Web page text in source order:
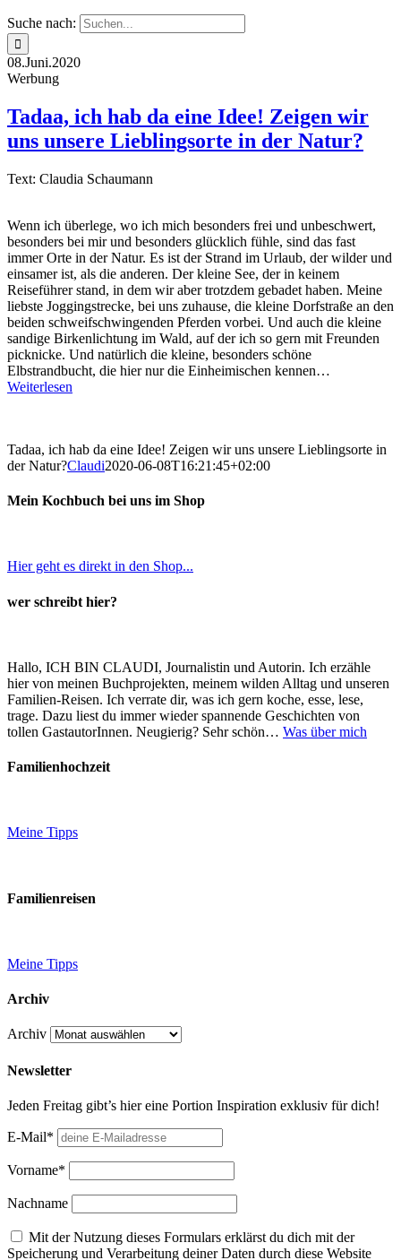
Suche nach:
08.Juni.2020
Werbung
Tadaa, ich hab da eine Idee! Zeigen wir
uns unsere Lieblingsorte in der Natur?
Text: Claudia Schaumann
Wenn ich überlege, wo ich mich besonders frei und unbeschwert,
besonders bei mir und besonders glücklich fühle, sind das fast
immer Orte in der Natur. Es ist der Strand im Urlaub, der wilder und
einsamer ist, als die anderen. Der kleine See, der in keinem
Reiseführer stand, in dem wir aber trotzdem gebadet haben. Meine
liebste Joggingstrecke, bei uns zuhause, die kleine Dorfstraße an den
beiden schweifschwingenden Pferden vorbei. Und auch die kleine
sandige Birkenlichtung im Wald, auf der ich so gern mit Freunden
picknicke. Und natürlich die kleine, besonders schöne
Elbstrandbucht, die hier nur die Einheimischen kennen…
Weiterlesen
Tadaa, ich hab da eine Idee! Zeigen wir uns unsere Lieblingsorte in
der Natur?Claudi2020-06-08T16:21:45+02:00
Mein Kochbuch bei uns im Shop
Hier geht es direkt in den Shop...
wer schreibt hier?
Hallo, ICH BIN CLAUDI, Journalistin und Autorin. Ich erzähle
hier von meinen Buchprojekten, meinem wilden Alltag und unseren
Familien-Reisen. Ich verrate dir, was ich gern koche, esse, lese,
trage. Dazu liest du immer wieder spannende Geschichten von
tollen GastautorInnen. Neugierig? Sehr schön… Was über mich
Familienhochzeit
Meine Tipps
Familienreisen
Meine Tipps
Archiv
Archiv
Newsletter
Jeden Freitag gibt’s hier eine Portion Inspiration exklusiv für dich!
E-Mail*
Vorname*
Nachname
Mit der Nutzung dieses Formulars erklärst du dich mit der
Speicherung und Verarbeitung deiner Daten durch diese Website